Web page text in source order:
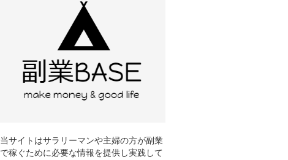
当サイトはサラリーマンや主婦の方が副業
で稼ぐために必要な情報を提供し実践して